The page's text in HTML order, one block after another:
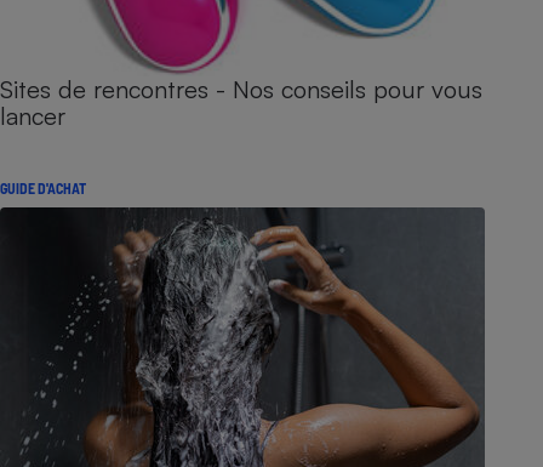
Sites de rencontres - Nos conseils pour vous
lancer
GUIDE D'ACHAT